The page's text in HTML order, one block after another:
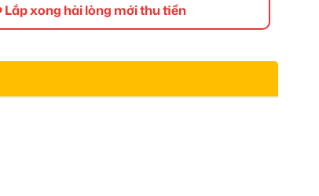
xong hài lòng mới thu tiền